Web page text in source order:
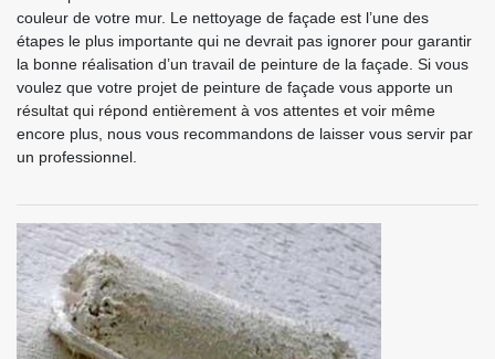
couleur de votre mur. Le nettoyage de façade est l’une des
étapes le plus importante qui ne devrait pas ignorer pour garantir
la bonne réalisation d’un travail de peinture de la façade. Si vous
voulez que votre projet de peinture de façade vous apporte un
résultat qui répond entièrement à vos attentes et voir même
encore plus, nous vous recommandons de laisser vous servir par
un professionnel.